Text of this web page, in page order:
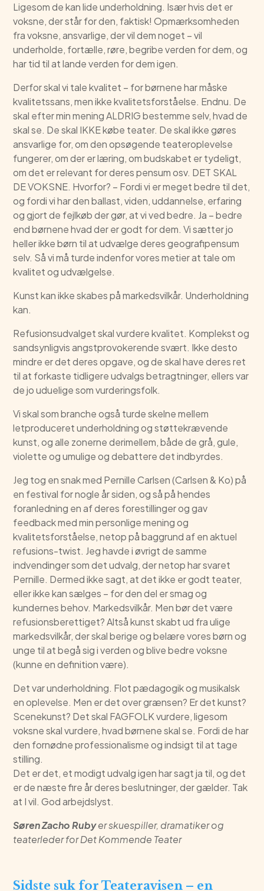
Ligesom de kan lide underholdning. Især hvis det er
voksne, der står for den, faktisk! Opmærksomheden
fra voksne, ansvarlige, der vil dem noget – vil
underholde, fortælle, røre, begribe verden for dem, og
har tid til at lande verden for dem igen.
Derfor skal vi tale kvalitet – for børnene har måske
kvalitetssans, men ikke kvalitetsforståelse. Endnu. De
skal efter min mening ALDRIG bestemme selv, hvad de
skal se. De skal IKKE købe teater. De skal ikke gøres
ansvarlige for, om den opsøgende teateroplevelse
fungerer, om der er læring, om budskabet er tydeligt,
om det er relevant for deres pensum osv. DET SKAL
DE VOKSNE. Hvorfor? – Fordi vi er meget bedre til det,
og fordi vi har den ballast, viden, uddannelse, erfaring
og gjort de fejlkøb der gør, at vi ved bedre. Ja – bedre
end børnene hvad der er godt for dem. Vi sætter jo
heller ikke børn til at udvælge deres geografipensum
selv. Så vi må turde indenfor vores metier at tale om
kvalitet og udvælgelse.
Kunst kan ikke skabes på markedsvilkår. Underholdning
kan.
Refusionsudvalget skal vurdere kvalitet. Komplekst og
sandsynligvis angstprovokerende svært. Ikke desto
mindre er det deres opgave, og de skal have deres ret
til at forkaste tidligere udvalgs betragtninger, ellers var
de jo uduelige som vurderingsfolk.
Vi skal som branche også turde skelne mellem
letproduceret underholdning og støttekrævende
kunst, og alle zonerne derimellem, både de grå, gule,
violette og umulige og debattere det indbyrdes.
Jeg tog en snak med Pernille Carlsen (Carlsen & Ko) på
en festival for nogle år siden, og så på hendes
foranledning en af deres forestillinger og gav
feedback med min personlige mening og
kvalitetsforståelse, netop på baggrund af en aktuel
refusions-twist. Jeg havde i øvrigt de samme
indvendinger som det udvalg, der netop har svaret
Pernille. Dermed ikke sagt, at det ikke er godt teater,
eller ikke kan sælges – for den del er smag og
kundernes behov. Markedsvilkår. Men bør det være
refusionsberettiget? Altså kunst skabt ud fra ulige
markedsvilkår, der skal berige og belære vores børn og
unge til at begå sig i verden og blive bedre voksne
(kunne en definition være).
Det var underholdning. Flot pædagogik og musikalsk
en oplevelse. Men er det over grænsen? Er det kunst?
Scenekunst? Det skal FAGFOLK vurdere, ligesom
voksne skal vurdere, hvad børnene skal se. Fordi de har
den fornødne professionalisme og indsigt til at tage
stilling.
Det er det, et modigt udvalg igen har sagt ja til, og det
er de næste fire år deres beslutninger, der gælder. Tak
at I vil. God arbejdslyst.
Søren Zacho Rubyer skuespiller, dramatiker og
teaterleder for Det Kommende Teater
Sidste suk for Teateravisen – en